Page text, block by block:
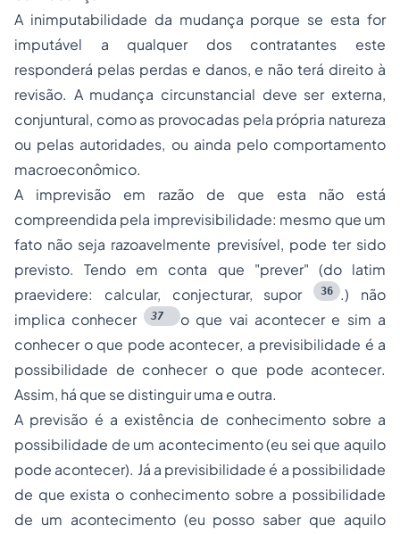
A inimputabilidade da mudança porque se esta for
imputável a qualquer dos contratantes este
responderá pelas perdas e danos, e não terá direito à
revisão. A mudança circunstancial deve ser externa,
conjuntural, como as provocadas pela própria natureza
ou pelas autoridades, ou ainda pelo comportamento
macroeconômico.
A imprevisão em razão de que esta não está
compreendida pela imprevisibilidade: mesmo que um
fato não seja razoavelmente previsível, pode ter sido
previsto. Tendo em conta que "prever" (do latim
praevidere: calcular, conjecturar, supor 36
.) não
implica conhecer 37 o que vai acontecere sim a
conhecer o que pode acontecer, a previsibilidade é a
possibilidade de conhecer o que pode acontecer.
Assim, há que se distinguir uma e outra.
A previsão é a existência de conhecimento sobre a
possibilidade de um acontecimento (eu sei que aquilo
pode acontecer). Já a previsibilidade é a possibilidade
de que exista o conhecimento sobre a possibilidade
de um acontecimento (eu posso saber que aquilo